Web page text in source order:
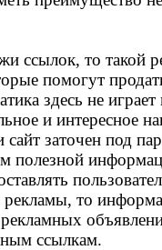
ссылок, то такой
помогут
здесь не играет
и интересное
заточен под
полезной
рекламы, то
ссылкам.